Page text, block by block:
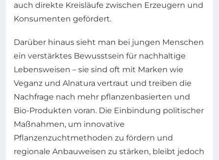
auch direkte Kreisläufe zwischen Erzeugern und
Konsumenten gefördert.
Darüber hinaus sieht man bei jungen Menschen
ein verstärktes Bewusstsein für nachhaltige
Lebensweisen – sie sind oft mit Marken wie
Veganz und Alnatura vertraut und treiben die
Nachfrage nach mehr pflanzenbasierten und
Bio-Produkten voran. Die Einbindung politischer
Maßnahmen, um innovative
Pflanzenzuchtmethoden zu fördern und
regionale Anbauweisen zu stärken, bleibt jedoch